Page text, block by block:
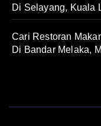
Di Selayang, Kuala
Cari Restoran
Di Bandar Melaka,